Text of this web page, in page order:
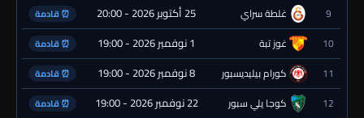
9 غلطة سراي 25 أكتوبر 2026 - 20:00 ⏰ قادمة
10 غوز تبة 1 نوفمبر 2026 - 19:00 ⏰ قادمة
11 كورام بيليديسبور 8 نوفمبر 2026 - 19:00 ⏰ قادمة
12 كوجا يلي سبور 22 نوفمبر 2026 - 19:00 ⏰ قادمة